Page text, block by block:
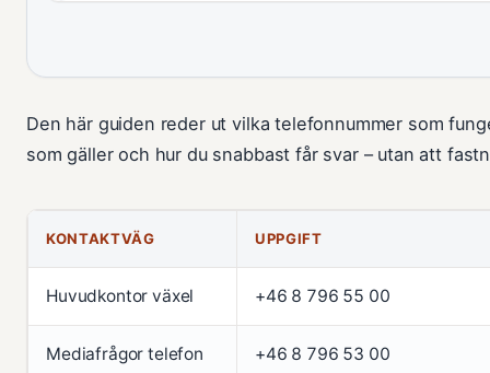
Den här guiden reder ut vilka telefonnummer som
som gäller och hur du snabbast får svar – utan att
KONTAKTVÄG UPPGIFT
Huvudkontor växel +46 8 796 55 00
Mediafrågor telefon +46 8 796 53 00